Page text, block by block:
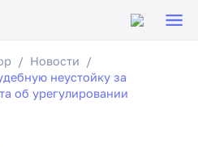
Новости
неустойку за
об урегулировании